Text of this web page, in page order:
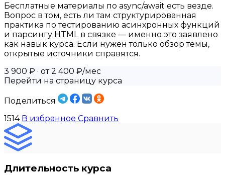
Бесплатные материалы по async/await есть везде.
Вопрос в том, есть ли там структурированная
практика по тестированию асинхронных функций
и парсингу HTML в связке — именно это заявлено
как навык курса. Если нужен только обзор темы,
открытые источники справятся.
3 900 ₽ · от 2 400 ₽/мес
Перейти на страницу курса
Поделиться
1514 В избранное Сравнить
Длительность курса